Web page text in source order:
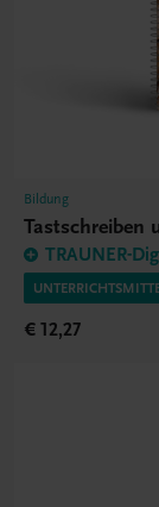
Bildung
Tastschreiben
TRAUNER-
€ 12,27